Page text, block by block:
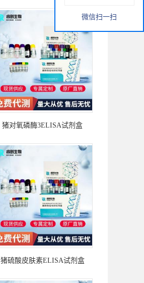
猪对氧磷酶3ELISA试剂盒
猪硫酸皮肤素ELISA试剂盒
微信扫一扫